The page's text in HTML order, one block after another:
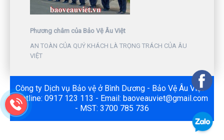
Phương châm của Bảo Vệ Âu Việt
AN TOÀN CỦA QUÝ KHÁCH LÀ TRỌNG TRÁCH CỦA ÂU
VIỆT
Công ty Dịch vụ Bảo vệ ở Bình Dương - Bảo Vệ Âu Việt -
Hotline: 0917 123 113 - Email: baoveauviet@gmail.com
- MST: 3700 785 736